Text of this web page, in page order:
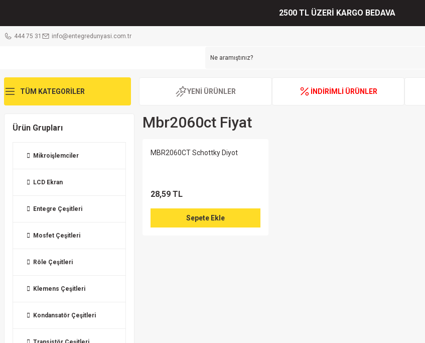
2500 TL ÜZERİ KARGO BEDAVA
444 75 31 info@entegredunyasi.com.tr
TÜM KATEGORİLER YENİ ÜRÜNLER İNDİRİMLİ ÜRÜNLER
Ürün Grupları
Mikroişlemciler
LCD Ekran
Entegre Çeşitleri
Mosfet Çeşitleri
Röle Çeşitleri
Klemens Çeşitleri
Kondansatör Çeşitleri
Mbr2060ct Fiyat
MBR2060CT Schottky Diyot
28,59 TL
Sepete Ekle